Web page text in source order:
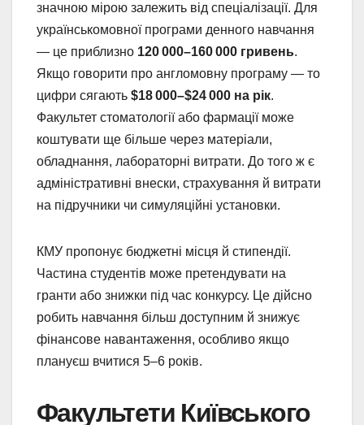
значною мірою залежить від спеціалізації. Для
українськомовної програми денного навчання
— це приблизно 120 000–160 000 гривень.
Якщо говорити про англомовну програму — то
цифри сягають $18 000–$24 000 на рік.
Факультет стоматології або фармації може
коштувати ще більше через матеріали,
обладнання, лабораторні витрати. До того ж є
адміністративні внески, страхування й витрати
на підручники чи симуляційні установки.
КМУ пропонує бюджетні місця й стипендії.
Частина студентів може претендувати на
гранти або знижки під час конкурсу. Це дійсно
робить навчання більш доступним й знижує
фінансове навантаження, особливо якщо
плануєш вчитися 5–6 років.
Факультети Київського